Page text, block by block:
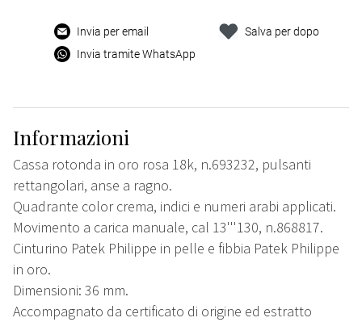
Invia per email
Invia tramite WhatsApp
Salva per dopo
Informazioni
Cassa rotonda in oro rosa 18k, n.693232, pulsanti
rettangolari, anse a ragno.
Quadrante color crema, indici e numeri arabi applicati.
Movimento a carica manuale, cal 13'''130, n.868817.
Cinturino Patek Philippe in pelle e fibbia Patek Philippe
in oro.
Dimensioni: 36 mm.
Accompagnato da certificato di origine ed estratto